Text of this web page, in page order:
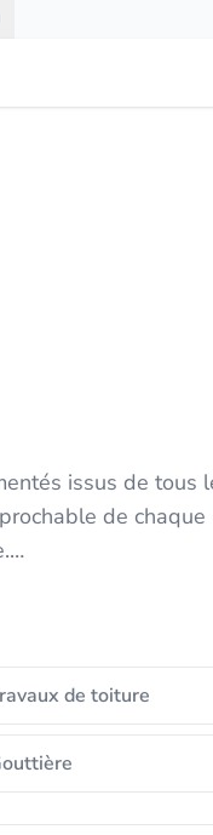
issus de tous
de
par un
de haute
réussite à la
de toiture